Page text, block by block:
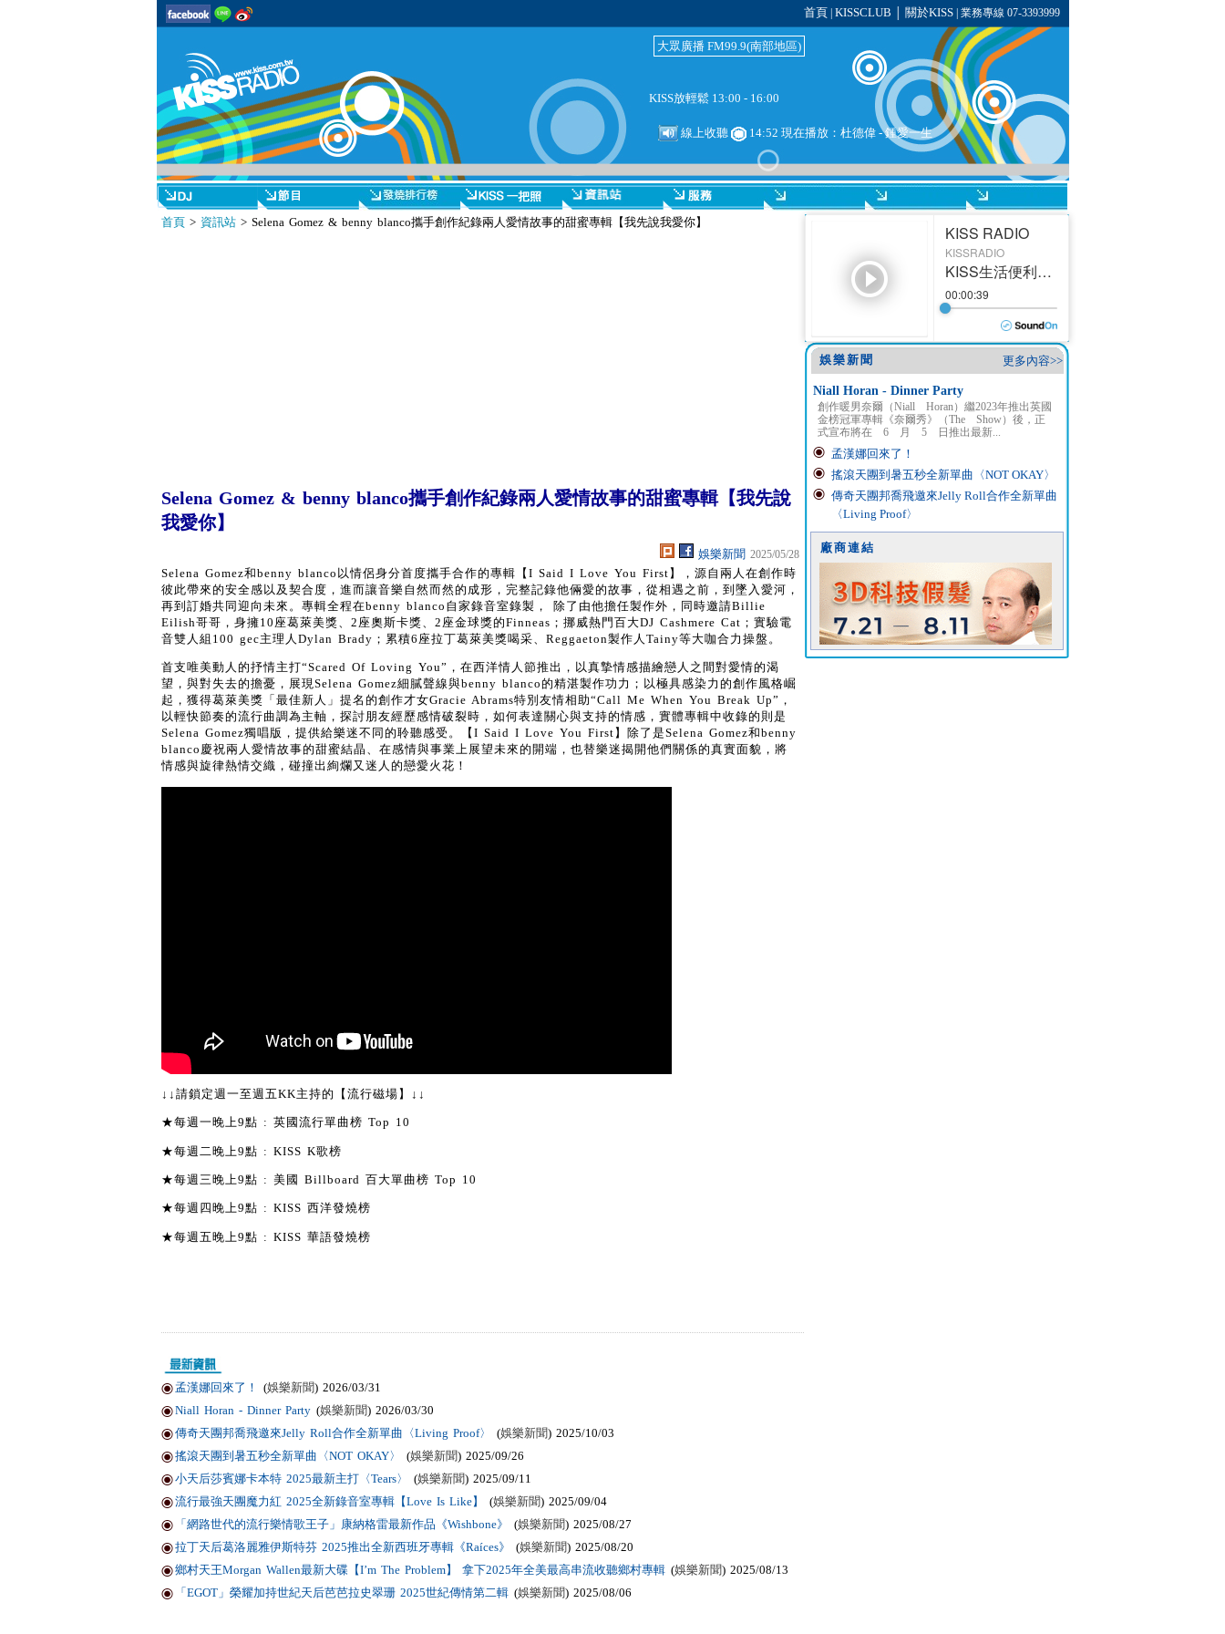
首頁 KISSCLUB 關於KISS| 業務專線 07-3393999
大眾廣播 FM99.9(南部地區)
KISS放輕鬆 13:00 - 16:00
線上收聽 14:52 現在播放： 杜德偉-鍾愛一生
首頁> 資訊站> Selena Gomez & benny blanco攜手創作紀錄兩人愛情故事的甜蜜專輯【我先說我愛你】
Selena Gomez & benny blanco攜手創作紀錄兩人愛情故事的甜蜜專輯【我先說
我愛你】
娛樂新聞 2025/05/28
Selena Gomez和benny blanco以情侶身分首度攜手合作的專輯【I Said I Love You First】，源自兩人在創作時
彼此帶來的安全感以及契合度，進而讓音樂自然而然的成形，完整記錄他倆愛的故事，從相遇之前，到墜入愛河，
再到訂婚共同迎向未來。專輯全程在benny blanco自家錄音室錄製， 除了由他擔任製作外，同時邀請Billie
Eilish哥哥，身擁10座葛萊美獎、2座奧斯卡獎、2座金球獎的Finneas；挪威熱門百大DJ Cashmere Cat；實驗電
音雙人組100 gec主理人Dylan Brady；累積6座拉丁葛萊美獎喝采、Reggaeton製作人Tainy等大咖合力操盤。
首支唯美動人的抒情主打“Scared Of Loving You”，在西洋情人節推出，以真摯情感描繪戀人之間對愛情的渴
望，與對失去的擔憂，展現Selena Gomez細膩聲線與benny blanco的精湛製作功力；以極具感染力的創作風格崛
起，獲得葛萊美獎「最佳新人」提名的創作才女Gracie Abrams特別友情相助“Call Me When You Break Up”，
以輕快節奏的流行曲調為主軸，探討朋友經歷感情破裂時，如何表達關心與支持的情感，實體專輯中收錄的則是
Selena Gomez獨唱版，提供給樂迷不同的聆聽感受。【I Said I Love You First】除了是Selena Gomez和benny
blanco慶祝兩人愛情故事的甜蜜結晶、在感情與事業上展望未來的開端，也替樂迷揭開他們關係的真實面貌，將
情感與旋律熱情交織，碰撞出絢爛又迷人的戀愛火花！
↓↓請鎖定週一至週五KK主持的【流行磁場】↓↓
★每週一晚上9點 : 英國流行單曲榜 Top 10
★每週二晚上9點 : KISS K歌榜
★每週三晚上9點 : 美國 Billboard 百大單曲榜 Top 10
★每週四晚上9點 : KISS 西洋發燒榜
★每週五晚上9點 : KISS 華語發燒榜
孟漢娜回來了！ (娛樂新聞) 2026/03/31
Niall Horan - Dinner Party (娛樂新聞) 2026/03/30
傳奇天團邦喬飛邀來Jelly Roll合作全新單曲〈Living Proof〉
(娛樂新聞) 2025/10/03
搖滾天團到暑五秒全新單曲〈NOT OKAY〉
(娛樂新聞) 2025/09/26
小天后莎賓娜卡本特 2025最新主打〈Tears〉
(娛樂新聞) 2025/09/11
流行最強天團魔力紅 2025全新錄音室專輯【Love Is Like】
(娛樂新聞) 2025/09/04
「網路世代的流行樂情歌王子」康納格雷最新作品《Wishbone》
(娛樂新聞) 2025/08/27
拉丁天后葛洛麗雅伊斯特芬 2025推出全新西班牙專輯《Raíces》
(娛樂新聞) 2025/08/20
鄉村天王Morgan Wallen最新大碟【I’m The Problem】 拿下2025年全美最高串流收聽鄉村專輯 (娛樂新聞) 2025/08/13
「EGOT」榮耀加持世紀天后芭芭拉史翠珊 2025世紀傳情第二輯 (娛樂新聞) 2025/08/06
更多內容>>
娛樂新聞
Niall Horan - Dinner Party
創作暖男奈爾（Niall Horan）繼2023年推出英國
金榜冠軍專輯《奈爾秀》（The Show）後，正
式宣布將在 6 月 5 日推出最新...
孟漢娜回來了！
搖滾天團到暑五秒全新單曲〈NOT OKAY〉
傳奇天團邦喬飛邀來Jelly Roll合作全新單曲
〈Living Proof〉
廠商連結